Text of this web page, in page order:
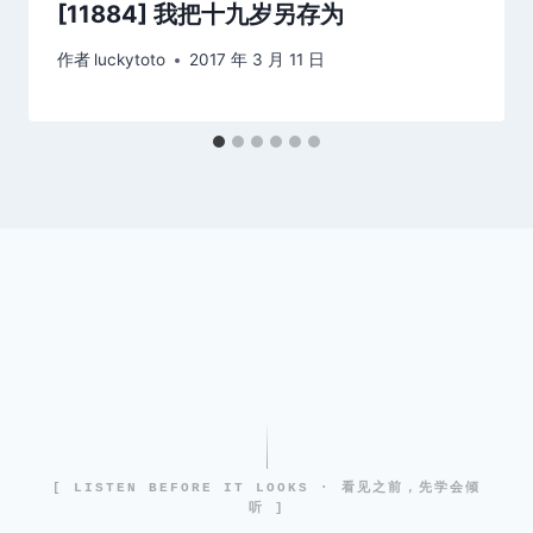
[11884] 我把十九岁另存为
作者 luckytoto 2017 年 3 月 11 日
[ LISTEN BEFORE IT LOOKS · 看见之前，先学会倾
听 ]